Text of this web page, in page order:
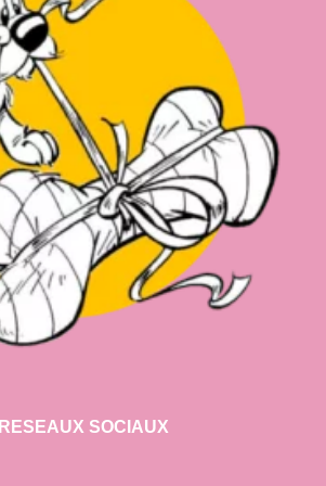
RESEAUX SOCIAUX